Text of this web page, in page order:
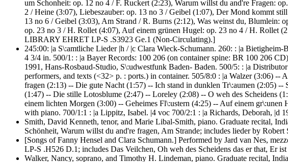
um Schonheit: op. 12 no 4 / F. Ruckert (2:23), Warum willst du and're Fragen:
2 / Heine (3:07), Liebeszauber: op. 13 no 3 / Geibel (1:07), Der Mond kommt
13 no 6 / Geibel (3:03), Am Strand / R. Burns (2:12), Was weinst du, Blumlein:
op. 23 no 3 / H. Rollet (4:07), Auf einem grünen Hugel: op. 23 no 4 / H. Rollet
LIBRARY EHRET LP-S .S3923 Ge.1 (Non-Circulating).]
245:00: |a S\:amtliche Lieder |h / |c Clara Wieck-Schumann. 260: : |a Bietigheim-
4 3/4 in. 500/1: : |a Bayer Records: 100 206 (on container spine: BR 100 206
1991, Hans-Rosbaud-Studio, S\:udwestfunk Baden- Baden. 500/5: : |a
performers, and texts (<32> p. : ports.) in container. 505/8:0 : |a Walzer (3:06)
fragen (2:13) -- Die gute Nacht (1:57) -- Ich stand in dunklen Tr\:aumen (2:05)
(1:47) -- Die stille Lotosblume (2:47) -- Loreley (2:08) -- O weh des Scheidens
einem lichten Morgen (3:00) -- Geheimes Fl\:ustern (4:25) -- Auf einem
with piano. 700/1:1 : |a Lippitz, Isabel. |4 voc 700/2:1 : |a Richards, Deborah, |d
Smith, David Kenneth, tenor, and Marie Libal-Smith, piano. Graduate recital,
Schönheit, Warum willst du and're fragen, Am Strande; includes lieder by
[Songs of Fanny Hensel and Clara Schumann.] Performed by Jard van Nes,
LP-S .H526 D.1; includes Das Veilchen, Oh weh des Scheidens das er that, Er
Walker, Nancy, soprano, and Timothy H. Lindeman, piano. Graduate recital,